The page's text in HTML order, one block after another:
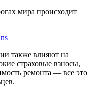
мира происходит
также влияют на
страховые взносы,
ремонта — все это